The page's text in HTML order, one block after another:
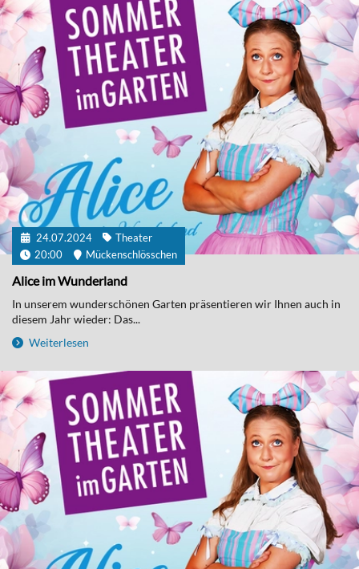
24.07.2024
Theater
20:00
Mückenschlösschen
Alice im Wunderland
In unserem wunderschönen Garten präsentieren wir Ihnen auch in
diesem Jahr wieder: Das...
Weiterlesen